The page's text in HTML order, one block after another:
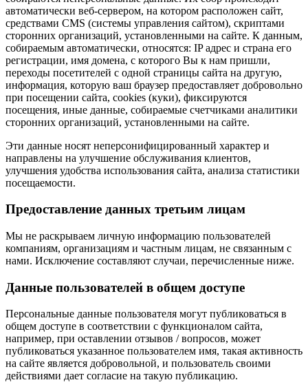
автоматически веб-сервером, на котором расположен сайт,
средствами CMS (системы управления сайтом), скриптами
сторонних организаций, установленными на сайте. К данным,
собираемым автоматически, относятся: IP адрес и страна его
регистрации, имя домена, с которого Вы к нам пришли,
переходы посетителей с одной страницы сайта на другую,
информация, которую ваш браузер предоставляет добровольно
при посещении сайта, cookies (куки), фиксируются
посещения, иные данные, собираемые счетчиками аналитики
сторонних организаций, установленными на сайте.
Эти данные носят неперсонифицированный характер и
направлены на улучшение обслуживания клиентов,
улучшения удобства использования сайта, анализа статистики
посещаемости.
Предоставление данных третьим лицам
Мы не раскрываем личную информацию пользователей
компаниям, организациям и частным лицам, не связанным с
нами. Исключение составляют случаи, перечисленные ниже.
Данные пользователей в общем доступе
Персональные данные пользователя могут публиковаться в
общем доступе в соответствии с функционалом сайта,
например, при оставлении отзывов / вопросов, может
публиковаться указанное пользователем имя, такая активность
на сайте является добровольной, и пользователь своими
действиями дает согласие на такую публикацию.